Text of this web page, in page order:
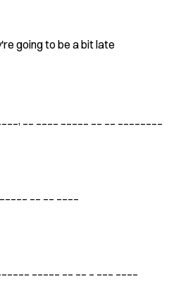
going to be a bit late
__ ____ _____ __ __ ________
_____ __ __ _ ___ ____